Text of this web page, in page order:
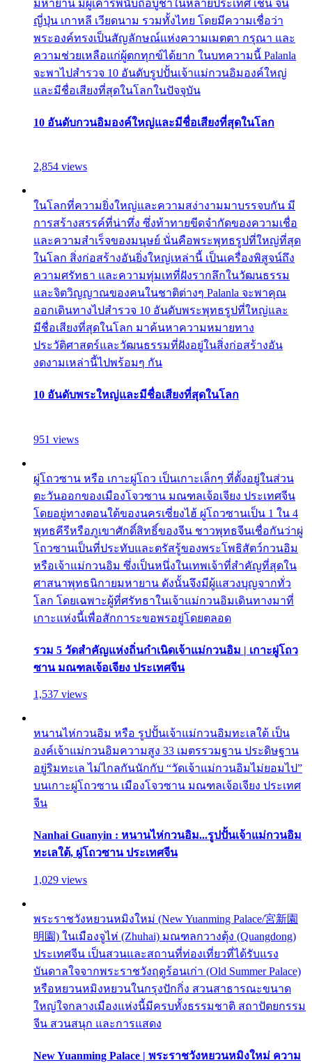
มหายาน มีผู้เคารพนับถือบูชาในหลายประเทศ เช่น จีน
ญี่ปุ่น เกาหลี เวียดนาม รวมทั้งไทย โดยมีความเชื่อว่า
พระองค์ทรงเป็นสัญลักษณ์แห่งความเมตตา กรุณา และ
ความช่วยเหลือแก่ผู้ตกทุกข์ได้ยาก ในบทความนี้ Palanla
จะพาไปสำรวจ 10 อันดับรูปปั้นเจ้าแม่กวนอิมองค์ใหญ่
และมีชื่อเสียงที่สุดในโลกในปัจจุบัน
10 อันดับกวนอิมองค์ใหญ่และมีชื่อเสียงที่สุดในโลก
2,854 views
ในโลกที่ความยิ่งใหญ่และความสง่างามมาบรรจบกัน มี
การสร้างสรรค์ที่น่าทึ่ง ซึ่งท้าทายขีดจำกัดของความเชื่อ
และความสำเร็จของมนุษย์ นั่นคือพระพุทธรูปที่ใหญ่ที่สุด
ในโลก สิ่งก่อสร้างอันยิ่งใหญ่เหล่านี้ เป็นเครื่องพิสูจน์ถึง
ความศรัทธา และความทุ่มเทที่ฝังรากลึกในวัฒนธรรม
และจิตวิญญาณของคนในชาติต่างๆ Palanla จะพาคุณ
ออกเดินทางไปสำรวจ 10 อันดับพระพุทธรูปที่ใหญ่และ
มีชื่อเสียงที่สุดในโลก มาค้นหาความหมายทาง
ประวัติศาสตร์และวัฒนธรรมที่ฝังอยู่ในสิ่งก่อสร้างอัน
งดงามเหล่านี้ไปพร้อมๆ กัน
10 อันดับพระใหญ่และมีชื่อเสียงที่สุดในโลก
951 views
ผู่โถวซาน หรือ เกาะผู่โถว เป็นเกาะเล็กๆ ที่ตั้งอยู่ในส่วน
ตะวันออกของเมืองโจวซาน มณฑลเจ้อเจียง ประเทศจีน
โดยอยู่ทางตอนใต้ของนครเซี่ยงไฮ้ ผู่โถวซานเป็น 1 ใน 4
พุทธคีรีหรือภูเขาศักดิ์สิทธิ์ของจีน ชาวพุทธจีนเชื่อกันว่าผู่
โถวซานเป็นที่ประทับและตรัสรู้ของพระโพธิสัตว์กวนอิม
หรือเจ้าแม่กวนอิม ซึ่งเป็นหนึ่งในเทพเจ้าที่สำคัญที่สุดใน
ศาสนาพุทธนิกายมหายาน ดังนั้นจึงมีผู้แสวงบุญจากทั่ว
โลก โดยเฉพาะผู้ที่ศรัทธาในเจ้าแม่กวนอิมเดินทางมาที่
เกาะแห่งนี้เพื่อสักการะขอพรอยู่โดยตลอด
รวม 5 วัดสำคัญแห่งถิ่นกำเนิดเจ้าแม่กวนอิม | เกาะผู่โถว
ซาน มณฑลเจ้อเจียง ประเทศจีน
1,537 views
หนานไห่กวนอิม หรือ รูปปั้นเจ้าแม่กวนอิมทะเลใต้ เป็น
องค์เจ้าแม่กวนอิมความสูง 33 เมตรรวมฐาน ประดิษฐาน
อยู่ริมทะเล ไม่ไกลกันนักกับ “วัดเจ้าแม่กวนอิมไม่ยอมไป”
บนเกาะผู่โถวซาน เมืองโจวซาน มณฑลเจ้อเจียง ประเทศ
จีน
Nanhai Guanyin : หนานไห่กวนอิม...รูปปั้นเจ้าแม่กวนอิม
ทะเลใต้, ผู่โถวซาน ประเทศจีน
1,029 views
พระราชวังหยวนหมิงใหม่ (New Yuanming Palace/宮新園
明園) ในเมืองจูไห่ (Zhuhai) มณฑลกวางตุ้ง (Quangdong)
ประเทศจีน เป็นสวนและสถานที่ท่องเที่ยวที่ได้รับแรง
บันดาลใจจากพระราชวังฤดูร้อนเก่า (Old Summer Palace)
หรือหยวนหมิงหยวนในกรุงปักกิ่ง สวนสาธารณะขนาด
ใหญ่ใจกลางเมืองแห่งนี้มีครบทั้งธรรมชาติ สถาปัตยกรรม
จีน สวนสนุก และการแสดง
New Yuanming Palace | พระราชวังหยวนหมิงใหม่ ความ